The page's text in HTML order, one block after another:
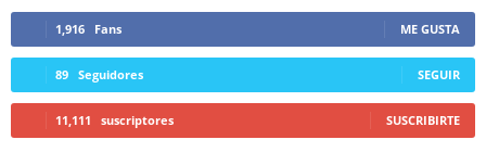
1,916 Fans ME GUSTA
89 Seguidores SEGUIR
11,111 suscriptores SUSCRIBIRTE